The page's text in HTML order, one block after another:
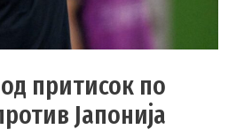
притисок по
Јапонија